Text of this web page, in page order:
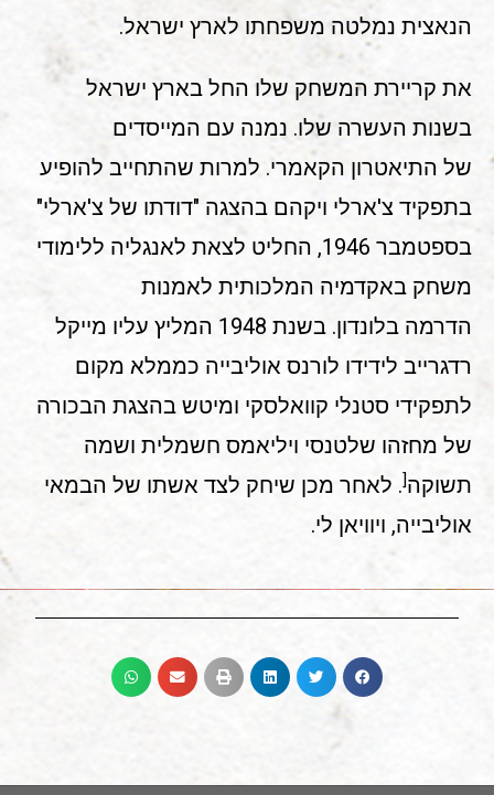
הנאצית נמלטה משפחתו לארץ ישראל.
את קריירת המשחק שלו החל בארץ ישראל
בשנות העשרה שלו. נמנה עם המייסדים
של התיאטרון הקאמרי. למרות שהתחייב להופיע
בתפקיד צ'ארלי ויקהם בהצגה "דודתו של צ'ארלי"
בספטמבר 1946, החליט לצאת לאנגליה ללימודי
משחק באקדמיה המלכותית לאמנות
הדרמה בלונדון. בשנת 1948 המליץ עליו מייקל
רדגרייב לידידו לורנס אוליבייה כממלא מקום
לתפקידי סטנלי קוואלסקי ומיטש בהצגת הבכורה
של מחזהו שלטנסי ויליאמס חשמלית ושמה
תשוקה[. לאחר מכן שיחק לצד אשתו של הבמאי
אוליבייה, ויוויאן לי.